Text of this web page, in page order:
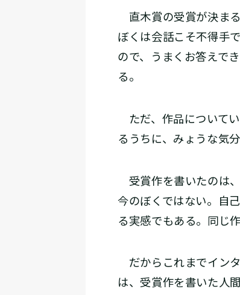
直木賞の受賞が決ま
ぼくは会話こそ不得手
ので、うまくお答えで
る。
ただ、作品について
るうちに、みょうな気
受賞作を書いたのは
今のぼくではない。自
る実感でもある。同じ
だからこれまでイン
は、受賞作を書いた人